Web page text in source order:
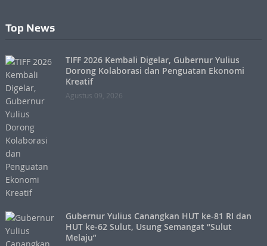
Top News
TIFF 2026 Kembali Digelar, Gubernur Yulius
Dorong Kolaborasi dan Penguatan Ekonomi
Kreatif
Agustus 09, 2026
Gubernur Yulius Canangkan HUT ke-81 RI dan
HUT ke-62 Sulut, Usung Semangat “Sulut
Melaju”